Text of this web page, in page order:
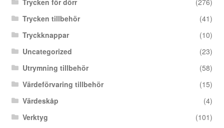
Trycken tillbehör
(41)
Tryckknappar
(10)
Uncategorized
(23)
Utrymning tillbehör
(58)
Värdeförvaring tillbehör
(15)
Värdeskåp
(4)
Verktyg
(101)